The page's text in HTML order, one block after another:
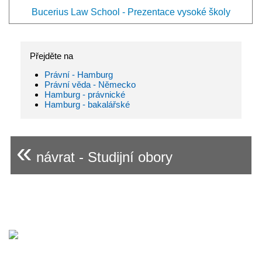
Bucerius Law School - Prezentace vysoké školy
Přejděte na
Právní - Hamburg
Právní věda - Německo
Hamburg - právnické
Hamburg - bakalářské
« návrat - Studijní obory